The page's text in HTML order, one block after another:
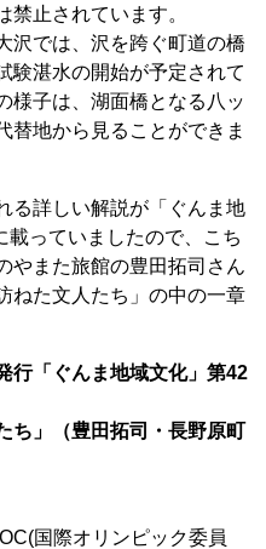
止されています。
では、沢を跨ぐ町道の橋
験湛水の開始が予定されて
様子は、湖面橋となる八ッ
替地から見ることができま
る詳しい解説が「ぐんま地
っていましたので、こち
やまた旅館の豊田拓司さん
ねた文人たち」の中の一章
行「ぐんま地域文化」第42
ち」（豊田拓司・長野原町
国際オリンピック委員